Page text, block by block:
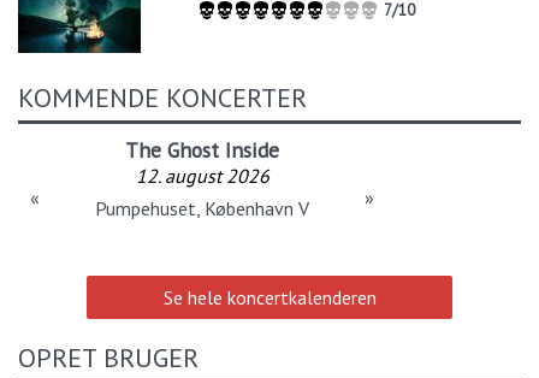
7/10
KOMMENDE KONCERTER
The Ghost Inside
12. august 2026
Pumpehuset, København V
« »
Se hele koncertkalenderen
OPRET BRUGER